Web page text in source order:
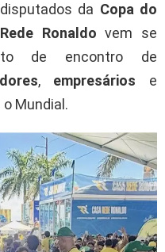
da Copa do
Ronaldo vem se
de encontro de
, empresários e
Mundial.